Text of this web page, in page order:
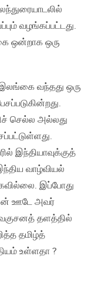
வழங்கப்பட்டது.
ஒன்றாக ஒரு
வந்தது ஒரு
செல்ல அல்லது
இந்தியாவுக்குத்
வாழ்வியல்
இப்போது
ஊடே அவர்
தளத்தில்
தமிழ்த்
உள்ளதா ?